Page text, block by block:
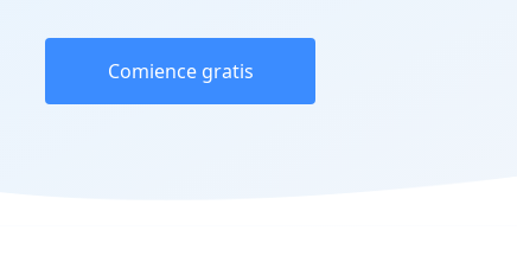
Comience gratis